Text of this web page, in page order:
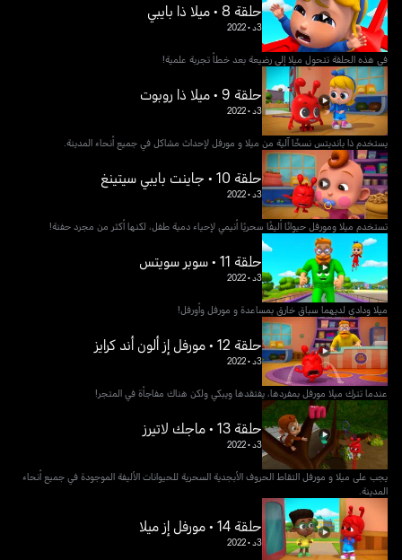
حلقة 8 • ميلا ذا بايبي
3د •
2022
في هذه الحلقة تتحول ميلا إلى رضيعة بعد خطأ تجربة علمية!
حلقة 9 • ميلا ذا روبوت
3د •
2022
يستخدم ذا بانديتس نسخًا آلية من ميلا و مورفل لإحداث مشاكل في جميع أنحاء المدينة.
حلقة 10 • جاينت بايبي سيتينغ
3د •
2022
تستخدم ميلا ومورفل حيوانًا أليفًا سحريًا أنيمي لإحياء دمية طفل، لكنها أكثر من مجرد حفنة!
حلقة 11 • سوبر سويتس
3د •
2022
ميلا ودادي لديهما سباق خارق بمساعدة و مورفل وأورفل!
حلقة 12 • مورفل إز ألون أند كرايز
3د •
2022
عندما تترك ميلا مورفل بمفردها، يفتقدها ويبكي ولكن هناك مفاجأة في المتجر!
حلقة 13 • ماجك لاتيرز
3د •
2022
يجب على ميلا و مورفل التقاط الحروف الأبجدية السحرية للحيوانات الأليفة الموجودة في جميع أنحاء
المدينة.
حلقة 14 • مورفل إز ميلا
3د •
2022